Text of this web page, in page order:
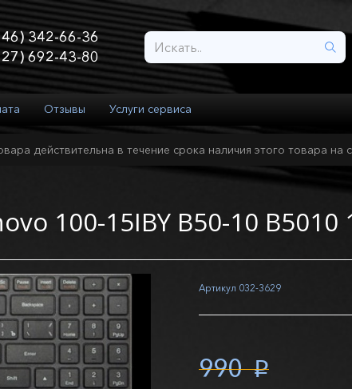
342-66-36
692-43-80
Отзывы Услуги сервиса
действительна в течение срока наличия этого товара на
100-15IBY B50-10 B5010
Артикул 032-3629
990 p